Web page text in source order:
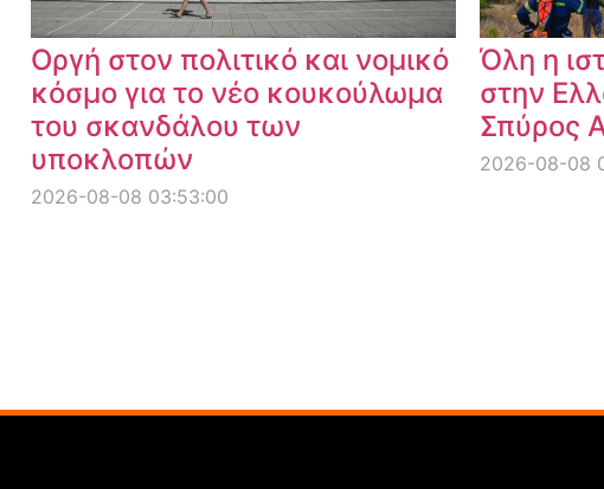
Οργή στον πολιτικό και νομικό
κόσμο για το νέο κουκούλωμα
του σκανδάλου των
υποκλοπών
2026-08-08 03:53:00
Όλη η
στην
Σπύρος
2026-08-08